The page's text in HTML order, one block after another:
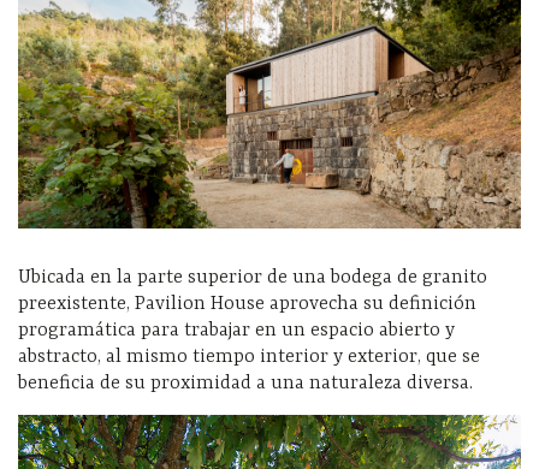
Ubicada en la parte superior de una bodega de granito
preexistente, Pavilion House aprovecha su definición
programática para trabajar en un espacio abierto y
abstracto, al mismo tiempo interior y exterior, que se
beneficia de su proximidad a una naturaleza diversa.